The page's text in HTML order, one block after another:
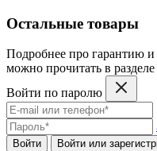
Остальные товары
Подробнее про гарантию
можно прочитать в разделе
Войти по паролю
Войти Войти или